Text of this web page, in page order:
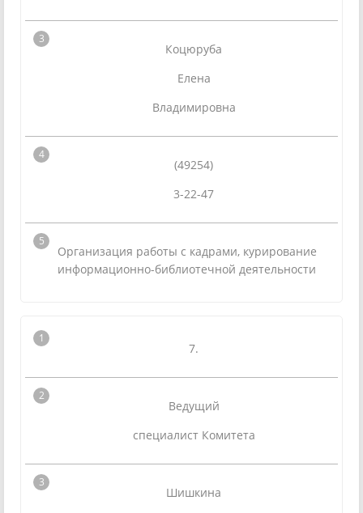
Коцюруба
Елена
Владимировна
(49254)
3-22-47
Организация работы с кадрами, курирование
информационно-библиотечной деятельности
7.
Ведущий
специалист Комитета
Шишкина